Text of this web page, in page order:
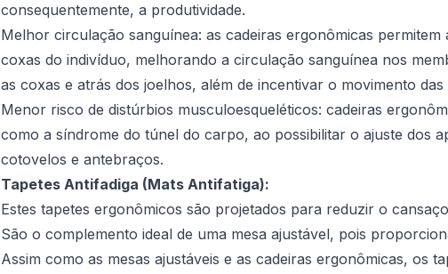
consequentemente, a produtividade.
Melhor circulação sanguínea: as cadeiras ergonômicas
coxas do indivíduo, melhorando a circulação sanguínea nos
as coxas e atrás dos joelhos, além de incentivar o movimento das
Menor risco de distúrbios musculoesqueléticos: cadeiras
como a síndrome do túnel do carpo, ao possibilitar o ajuste dos
cotovelos e antebraços.
Tapetes Antifadiga (Mats Antifatiga):
Estes tapetes ergonômicos são projetados para reduzir o
São o complemento ideal de uma mesa ajustável, pois
Assim como as mesas ajustáveis e as cadeiras ergonômicas, os